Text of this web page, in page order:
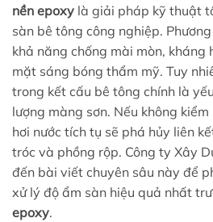
nền epoxy là giải pháp kỹ thuật
sàn bê tông công nghiệp.
khả năng chống mài mòn,
mặt sáng bóng thẩm mỹ. Tuy
trong kết cấu bê tông chính là
lượng màng sơn. Nếu không
hơi nước tích tụ sẽ phá hủy liên
tróc và phồng rộp. Công ty Xây
đến bài viết chuyên sâu này để
xử lý độ ẩm sàn hiệu quả nhất
epoxy.